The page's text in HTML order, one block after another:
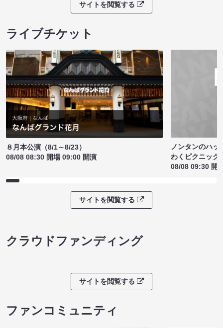
サイトを閲覧する
ライブチケット
８月本公演（8/1～8/23）
08/08 08:30 開場 09:00 開演
ノンタンのハッ
わくピクニック
08/08 09:30 開
サイトを閲覧する
クラウドファンディング
サイトを閲覧する
ファンコミュニティ